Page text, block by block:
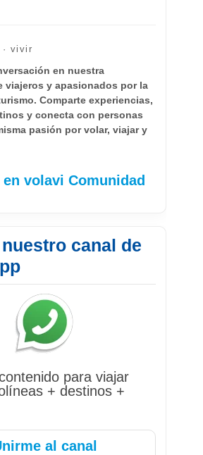
vivir
en nuestra
viajeros y apasionados por la
Comparte experiencias,
y conecta con personas
pasión por volar, viajar y
volavi Comunidad
canal de
para viajar
+ destinos +
al canal